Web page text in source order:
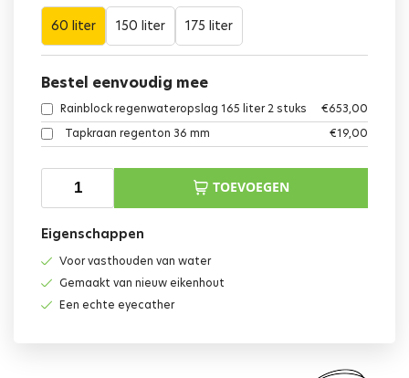
60 liter 150 liter 175 liter
Bestel eenvoudig mee
Rainblock regenwateropslag 165 liter 2 stuks €653,00
Tapkraan regenton 36 mm
€19,00
TOEVOEGEN
Eigenschappen
Voor vasthouden van water
Gemaakt van nieuw eikenhout
Een echte eyecather